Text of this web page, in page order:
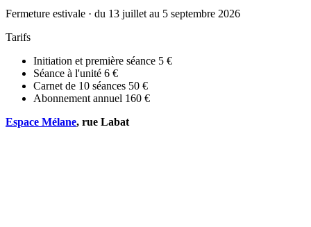
Fermeture estivale · du 13 juillet au 5 septembre 2026
Tarifs
Initiation et première séance 5 €
Séance à l'unité 6 €
Carnet de 10 séances 50 €
Abonnement annuel 160 €
Espace Mélane, rue Labat